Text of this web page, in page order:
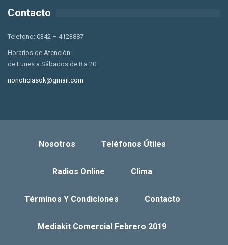
Contacto
Telefono: 0342 – 4123887
Horarios de Atención:
de Lunes a Sábados de 8 a 20
rionoticiasok@gmail.com
Nosotros Teléfonos Útiles
Radios Online Clima
Términos Y Condiciones Contacto
Mediakit Comercial Febrero 2019